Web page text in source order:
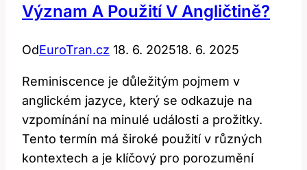
Význam A Použití V Angličtině?
OdEuroTran.cz 18. 6. 202518. 6. 2025
Reminiscence je důležitým pojmem v
anglickém jazyce, který se odkazuje na
vzpomínání na minulé události a prožitky.
Tento termín má široké použití v různých
kontextech a je klíčový pro porozumění